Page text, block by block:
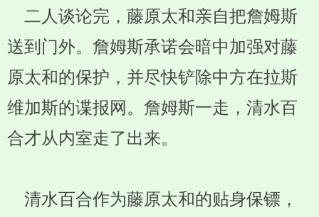
二人谈论完，藤原太和亲自把詹姆斯
送到门外。詹姆斯承诺会暗中加强对藤
原太和的保护，并尽快铲除中方在拉斯
维加斯的谍报网。詹姆斯一走，清水百
合才从内室走了出来。
清水百合作为藤原太和的贴身保镖，